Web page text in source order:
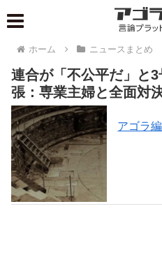
ホーム ニュースまとめ
連合が「不公平だ」と
張：専業主婦と全面対
アゴラ